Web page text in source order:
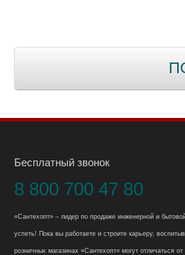
Бесплатный звонок
8 800 700 47 80
«Сантехопт» – лидер по продаже инженерной и
успеть! Пока вы работаете и строите карьеру,
розничных магазинах «Сантехопт» могут отличаться